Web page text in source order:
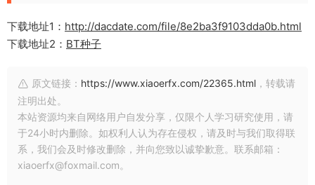
下载地址1： http://dacdate.com/file/8e2ba3f9103dda0b.html
下载地址2： BT种子
原文链接： https://www.xiaoerfx.com/22365.html ，转载请
注明出处。
本站资源均来自网络用户自发分享，仅限个人学习研究使用，请
于24小时内删除。如权利人认为存在侵权，请及时与我们取得联
系，我们会及时修改删除，并向您致以诚挚歉意。联系邮箱：
xiaoerfx@foxmail.com。